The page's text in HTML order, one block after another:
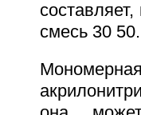
смесь 30 50.